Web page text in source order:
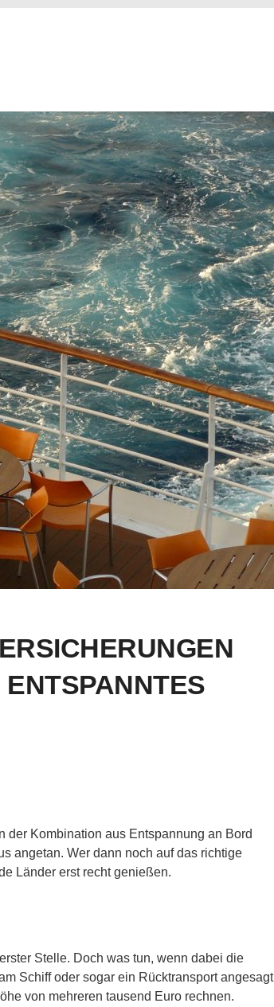
der Kombination aus Entspannung an Bord
angetan. Wer dann noch auf das richtige
Länder erst recht genießen.
Stelle. Doch was tun, wenn dabei die
Schiff oder sogar ein Rücktransport angesagt
von mehreren tausend Euro rechnen.